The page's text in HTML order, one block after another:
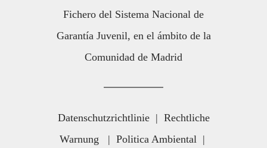
Fichero del Sistema Nacional de
Garantía Juvenil, en el ámbito de la
Comunidad de Madrid
Datenschutzrichtlinie| Rechtliche
Warnung
| Politica Ambiental|